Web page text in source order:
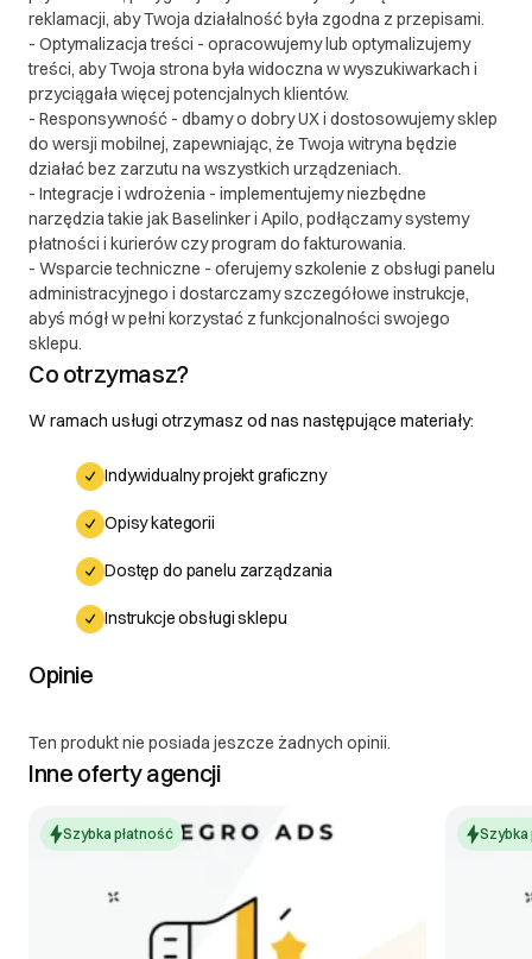
reklamacji, aby Twoja działalność była zgodna z przepisami.
- Optymalizacja treści - opracowujemy lub optymalizujemy
treści, aby Twoja strona była widoczna w wyszukiwarkach i
przyciągała więcej potencjalnych klientów.
- Responsywność - dbamy o dobry UX i dostosowujemy sklep
do wersji mobilnej, zapewniając, że Twoja witryna będzie
działać bez zarzutu na wszystkich urządzeniach.
- Integracje i wdrożenia - implementujemy niezbędne
narzędzia takie jak Baselinker i Apilo, podłączamy systemy
płatności i kurierów czy program do fakturowania.
- Wsparcie techniczne - oferujemy szkolenie z obsługi panelu
administracyjnego i dostarczamy szczegółowe instrukcje,
abyś mógł w pełni korzystać z funkcjonalności swojego
sklepu.
Co otrzymasz?
W ramach usługi otrzymasz od nas następujące materiały:
Indywidualny projekt graficzny
Opisy kategorii
Dostęp do panelu zarządzania
Instrukcje obsługi sklepu
Opinie
Ten produkt nie posiada jeszcze żadnych opinii.
Inne oferty agencji
Szybka płatność Szybka